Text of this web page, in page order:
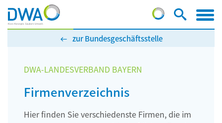
zur Bundesgeschäftsstelle
DWA-LANDESVERBAND BAYERN
Firmenverzeichnis
Hier finden Sie verschiedenste Firmen, die im